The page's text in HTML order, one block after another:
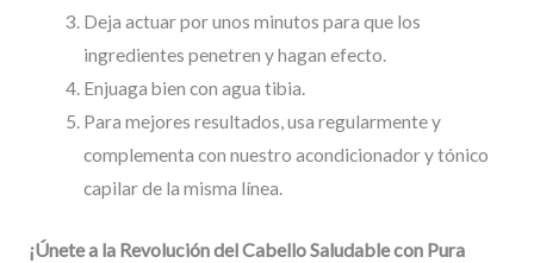
Deja actuar por unos minutos para que los
ingredientes penetren y hagan efecto.
Enjuaga bien con agua tibia.
Para mejores resultados, usa regularmente y
complementa con nuestro acondicionador y tónico
capilar de la misma línea.
¡Únete a la Revolución del Cabello Saludable con Pura